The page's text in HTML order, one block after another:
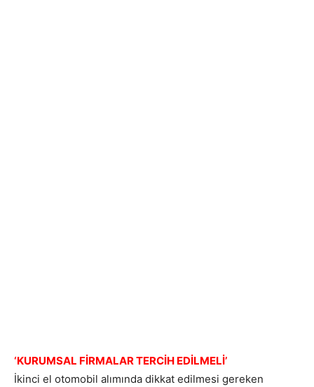
‘KURUMSAL FİRMALAR TERCİH EDİLMELİ’
İkinci el otomobil alımında dikkat edilmesi gereken